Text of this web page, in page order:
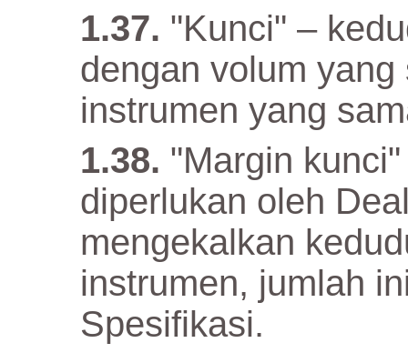
"Kunci" –
dengan volum
instrumen yang
"Margin
diperlukan oleh
mengekalkan
instrumen, jumlah
Spesifikasi.